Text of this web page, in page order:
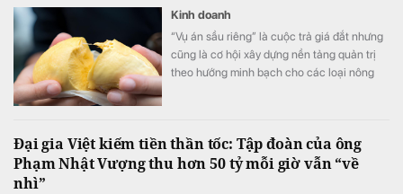
Kinh doanh
“Vụ án sầu riêng” là cuộc trả giá đắt nhưng
cũng là cơ hội xây dựng nền tảng quản trị
theo hướng minh bạch cho các loại nông
Đại gia Việt kiếm tiền thần tốc: Tập đoàn của ông
Phạm Nhật Vượng thu hơn 50 tỷ mỗi giờ vẫn “về
nhì”